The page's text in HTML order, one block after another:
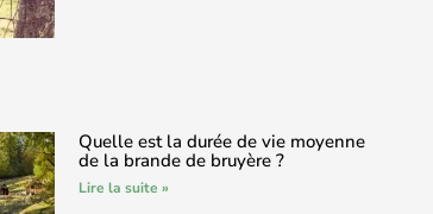
Quelle est la durée de vie moyenne
de la brande de bruyère ?
Lire la suite »